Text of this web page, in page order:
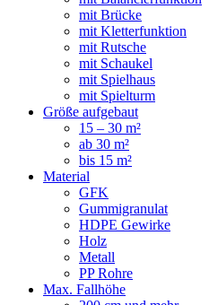
mit Brücke
mit Kletterfunktion
mit Rutsche
mit Schaukel
mit Spielhaus
mit Spielturm
Größe aufgebaut
15 – 30 m²
ab 30 m²
bis 15 m²
Material
GFK
Gummigranulat
HDPE Gewirke
Holz
Metall
PP Rohre
Max. Fallhöhe